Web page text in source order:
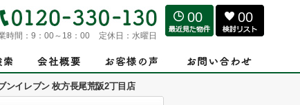
時間： 9：00～18：00 定休日： 水曜日
00 00
ンイレブン 枚方長尾荒阪2丁目店